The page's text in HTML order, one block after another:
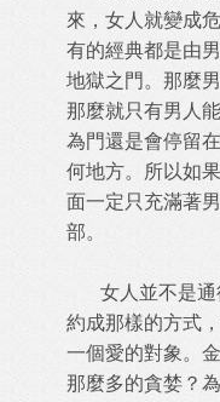
來，女人就變成
有的經典都是由
地獄之門。那麼
那麼就只有男人
為門還是會停留
何地方。所以如
面一定只充滿著
部。
女人並不是通
約成那樣的方式
一個愛的對象。
那麼多的貪婪？